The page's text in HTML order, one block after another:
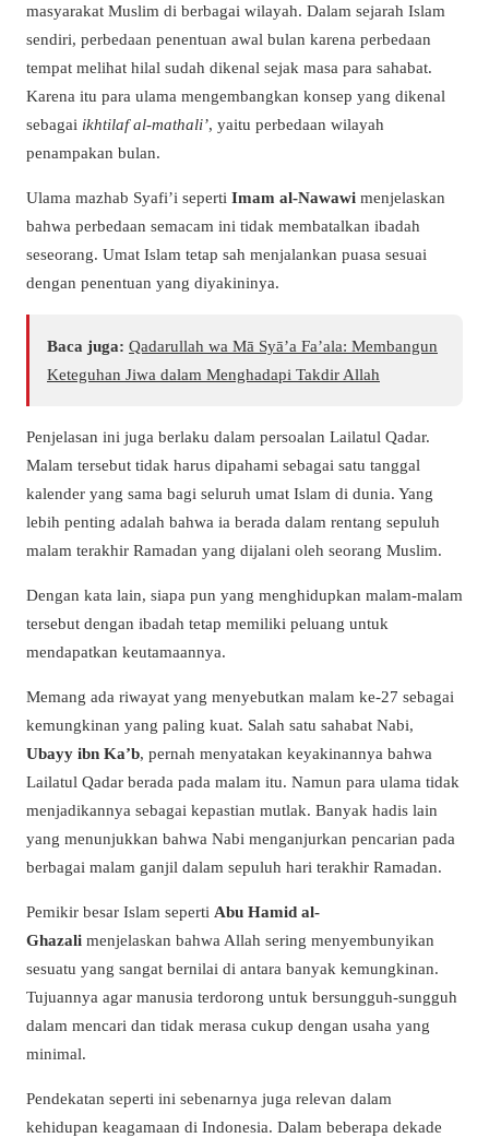
masyarakat Muslim di berbagai wilayah. Dalam sejarah Islam
sendiri, perbedaan penentuan awal bulan karena perbedaan
tempat melihat hilal sudah dikenal sejak masa para sahabat.
Karena itu para ulama mengembangkan konsep yang dikenal
sebagai ikhtilaf al-mathali’, yaitu perbedaan wilayah
penampakan bulan.
Ulama mazhab Syafi’i seperti Imam al-Nawawi menjelaskan
bahwa perbedaan semacam ini tidak membatalkan ibadah
seseorang. Umat Islam tetap sah menjalankan puasa sesuai
dengan penentuan yang diyakininya.
Baca juga: Qadarullah wa Mā Syā’a Fa’ala: Membangun
Keteguhan Jiwa dalam Menghadapi Takdir Allah
Penjelasan ini juga berlaku dalam persoalan Lailatul Qadar.
Malam tersebut tidak harus dipahami sebagai satu tanggal
kalender yang sama bagi seluruh umat Islam di dunia. Yang
lebih penting adalah bahwa ia berada dalam rentang sepuluh
malam terakhir Ramadan yang dijalani oleh seorang Muslim.
Dengan kata lain, siapa pun yang menghidupkan malam-malam
tersebut dengan ibadah tetap memiliki peluang untuk
mendapatkan keutamaannya.
Memang ada riwayat yang menyebutkan malam ke-27 sebagai
kemungkinan yang paling kuat. Salah satu sahabat Nabi,
Ubayy ibn Ka’b, pernah menyatakan keyakinannya bahwa
Lailatul Qadar berada pada malam itu. Namun para ulama tidak
menjadikannya sebagai kepastian mutlak. Banyak hadis lain
yang menunjukkan bahwa Nabi menganjurkan pencarian pada
berbagai malam ganjil dalam sepuluh hari terakhir Ramadan.
Pemikir besar Islam seperti Abu Hamid al-
Ghazali menjelaskan bahwa Allah sering menyembunyikan
sesuatu yang sangat bernilai di antara banyak kemungkinan.
Tujuannya agar manusia terdorong untuk bersungguh-sungguh
dalam mencari dan tidak merasa cukup dengan usaha yang
minimal.
Pendekatan seperti ini sebenarnya juga relevan dalam
kehidupan keagamaan di Indonesia. Dalam beberapa dekade